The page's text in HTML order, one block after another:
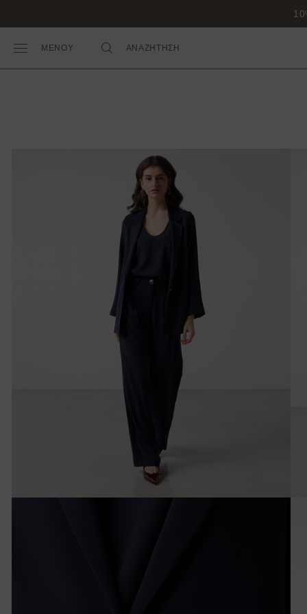
Toggle Main Menu
ΜΕΝΟΥ ΑΝΑΖΗΤΗΣΗ